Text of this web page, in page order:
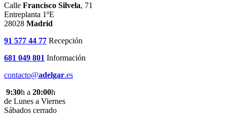
Calle Francisco Silvela, 71
Entreplanta 1ºE
28028 Madrid
91 577 44 77 Recepción
681 049 801 Información
contacto@adelgar.es
9:30h a 20:00h
de Lunes a Viernes
Sábados cerrado